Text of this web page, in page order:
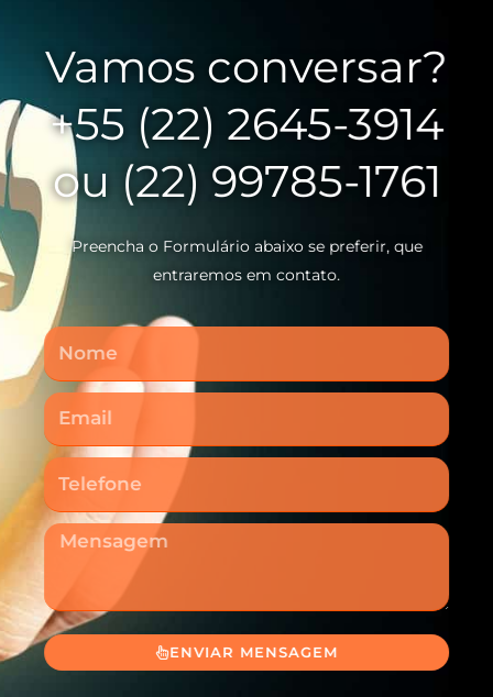
Vamos conversar?
+55 (22) 2645-3914
ou (22) 99785-1761
Preencha o Formulário abaixo se preferir, que
entraremos em contato.
Nome
Email
Telefone
Mensagem
ENVIAR MENSAGEM